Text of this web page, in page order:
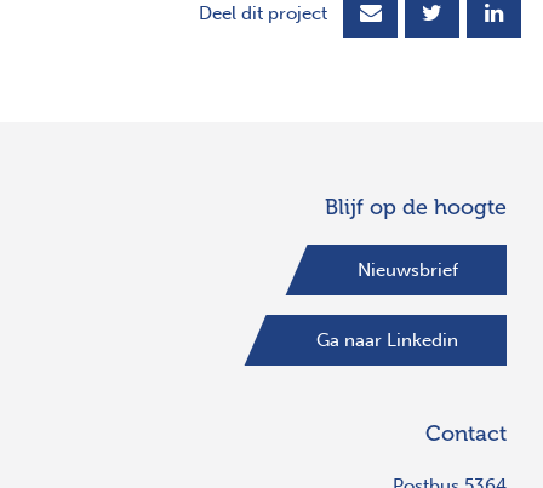
Deel dit project
Blijf op de hoogte
Nieuwsbrief
Ga naar Linkedin
Contact